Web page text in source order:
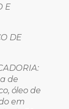
E
DE
de
óleo de
em